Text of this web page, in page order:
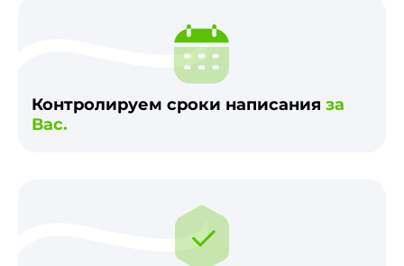
Контролируем сроки написания за
Вас.